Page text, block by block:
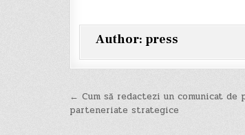
Author: press
Navigare
în
← Cum să redactezi un comunicat de
parteneriate strategice